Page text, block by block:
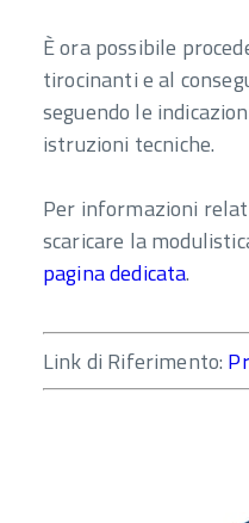
È ora possibile
tirocinanti e al
seguendo le
istruzioni tecniche.
Per informazioni
scaricare la
pagina dedicata.
Link di Riferimento: